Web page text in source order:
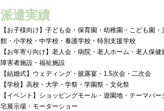
派遣実績
【お子様向け】子ども会・保育園・幼稚園・こども園・
館・小学校・中学校・養護学校・特別支援学校
【お年寄り向け】老人会・病院・老人ホーム・老人保健
障害者施設・福祉施設
【結婚式】ウェディング・披露宴・1.5次会・二次会
【学校】高校・大学・学祭・学園祭・文化祭
【イベント】ショッピングモール・遊園地・テーマパー
宅展示場・モーターショー